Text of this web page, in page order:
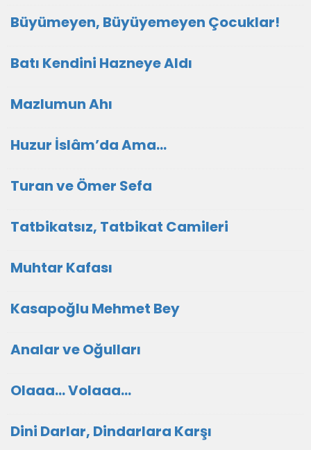
Büyümeyen, Büyüyemeyen Çocuklar!
Batı Kendini Hazneye Aldı
Mazlumun Ahı
Huzur İslâm’da Ama…
Turan ve Ömer Sefa
Tatbikatsız, Tatbikat Camileri
Muhtar Kafası
Kasapoğlu Mehmet Bey
Analar ve Oğulları
Olaaa... Volaaa...
Dini Darlar, Dindarlara Karşı